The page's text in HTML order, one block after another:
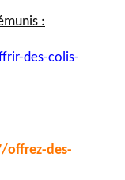
:
des-colis-
offrez-des-